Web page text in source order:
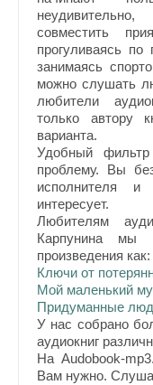
совместить
прогуливаясь
занимаясь
можно слушать
любители
только автору
варианта.
Удобный
проблему. Вы
исполнителя
интересует.
Любителям
Карпунина мы
произведения как:
Ключи от
Мой маленький
Придуманные
У нас собрано
аудиокниг
На Audobook-
Вам нужно.